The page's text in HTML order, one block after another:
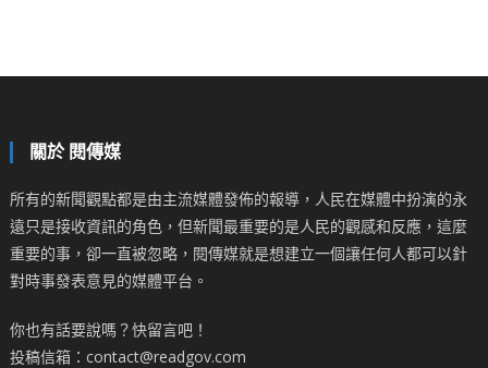
關於 閱傳媒
所有的新聞觀點都是由主流媒體發佈的報導，人民在媒體中扮演的永
遠只是接收資訊的角色，但新聞最重要的是人民的觀感和反應，這麼
重要的事，卻一直被忽略，閱傳媒就是想建立一個讓任何人都可以針
對時事發表意見的媒體平台。
你也有話要說嗎？快留言吧！
投稿信箱：contact@readgov.com